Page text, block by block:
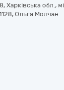
Харківська обл.,
, Ольга Молчан